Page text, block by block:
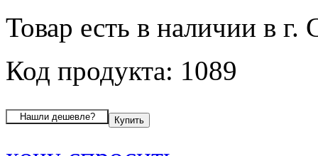
Товар есть в наличии в г.
Код продукта: 1089